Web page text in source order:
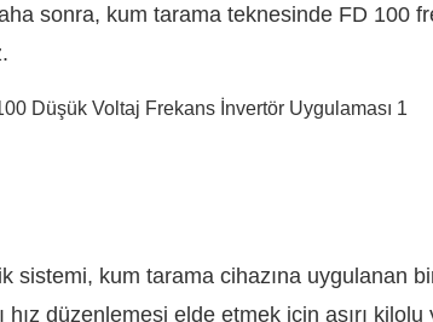
sonra, kum tarama teknesinde FD 100
sistemi, kum tarama cihazına uygulanan
hız düzenlemesi elde etmek için aşırı